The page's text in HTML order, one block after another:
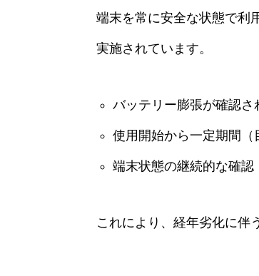
端末を常に安全な状態で利
実施されています。
バッテリー膨張が確認さ
使用開始から一定期間
端末状態の継続的な確認
これにより、経年劣化に伴